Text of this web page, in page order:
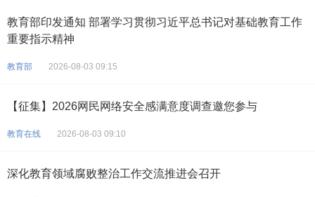
教育部印发通知 部署学习贯彻习近平总书记对基础教育工作
重要指示精神
教育部 2026-08-03 09:15
【征集】2026网民网络安全感满意度调查邀您参与
教育在线 2026-08-03 09:10
深化教育领域腐败整治工作交流推进会召开